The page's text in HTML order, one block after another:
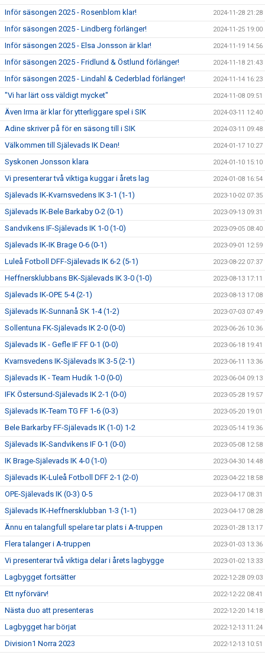
Inför säsongen 2025 - Rosenblom klar! 2024-11-28 21:28
Inför säsongen 2025 - Lindberg förlänger! 2024-11-25 19:00
Inför säsongen 2025 - Elsa Jonsson är klar! 2024-11-19 14:56
Inför säsongen 2025 - Fridlund & Östlund förlänger! 2024-11-18 21:43
Inför säsongen 2025 - Lindahl & Cederblad förlänger! 2024-11-14 16:23
"Vi har lärt oss väldigt mycket" 2024-11-08 09:51
Även Irma är klar för ytterliggare spel i SIK 2024-03-11 12:40
Adine skriver på för en säsong till i SIK 2024-03-11 09:48
Välkommen till Själevads IK Dean! 2024-01-17 10:27
Syskonen Jonsson klara 2024-01-10 15:10
Vi presenterar två viktiga kuggar i årets lag 2024-01-08 16:54
Själevads IK-Kvarnsvedens IK 3-1 (1-1) 2023-10-02 07:35
Själevads IK-Bele Barkaby 0-2 (0-1) 2023-09-13 09:31
Sandvikens IF-Själevads IK 1-0 (1-0) 2023-09-05 08:40
Själevads IK-IK Brage 0-6 (0-1) 2023-09-01 12:59
Luleå Fotboll DFF-Själevads IK 6-2 (5-1) 2023-08-22 07:37
Heffnersklubbans BK-Själevads IK 3-0 (1-0) 2023-08-13 17:11
Själevads IK-OPE 5-4 (2-1) 2023-08-13 17:08
Själevads IK-Sunnanå SK 1-4 (1-2) 2023-07-03 07:49
Sollentuna FK-Själevads IK 2-0 (0-0) 2023-06-26 10:36
Själevads IK - Gefle IF FF 0-1 (0-0) 2023-06-18 19:41
Kvarnsvedens IK-Själevads IK 3-5 (2-1) 2023-06-11 13:36
Själevads IK - Team Hudik 1-0 (0-0) 2023-06-04 09:13
IFK Östersund-Själevads IK 2-1 (0-0) 2023-05-28 19:57
Själevads IK-Team TG FF 1-6 (0-3) 2023-05-20 19:01
Bele Barkarby FF-Själevads IK (1-0) 1-2 2023-05-14 19:36
Själevads IK-Sandvikens IF 0-1 (0-0) 2023-05-08 12:58
IK Brage-Själevads IK 4-0 (1-0) 2023-04-30 14:48
Själevads IK-Luleå Fotboll DFF 2-1 (2-0) 2023-04-22 18:58
OPE-Själevads IK (0-3) 0-5 2023-04-17 08:31
Själevads IK-Heffnersklubban 1-3 (1-1) 2023-04-17 08:28
Ännu en talangfull spelare tar plats i A-truppen 2023-01-28 13:17
Flera talanger i A-truppen 2023-01-03 13:36
Vi presenterar två viktiga delar i årets lagbygge 2023-01-02 13:33
Lagbygget fortsätter 2022-12-28 09:03
Ett nyförvärv! 2022-12-22 08:41
Nästa duo att presenteras 2022-12-20 14:18
Lagbygget har börjat 2022-12-13 11:24
Division1 Norra 2023 2022-12-13 10:51